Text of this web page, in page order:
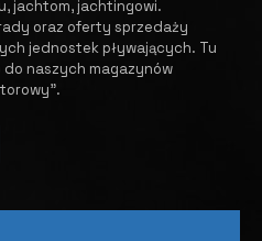
jachtom, jachtingowi.
oraz oferty sprzedaży
jednostek pływających. ​ Tu
naszych magazynów